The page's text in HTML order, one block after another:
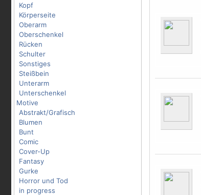
Kopf
Körperseite
Oberarm
Oberschenkel
Rücken
Schulter
Sonstiges
Steißbein
Unterarm
Unterschenkel
Motive
Abstrakt/Grafisch
Blumen
Bunt
Comic
Cover-Up
Fantasy
Gurke
Horror und Tod
in progress